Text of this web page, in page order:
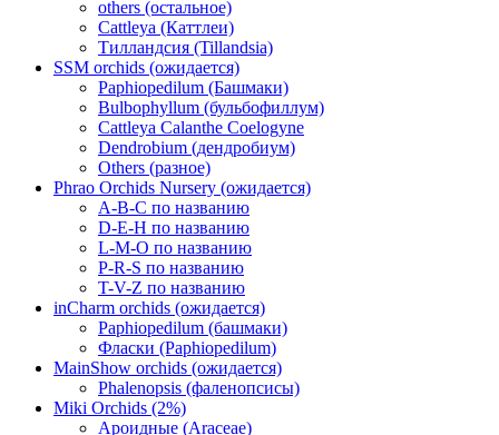
others (остальное)
Cattleya (Каттлеи)
Тилландсия (Tillandsia)
SSM orchids (ожидается)
Paphiopedilum (Башмаки)
Bulbophyllum (бульбофиллум)
Cattleya Calanthe Coelogyne
Dendrobium (дендробиум)
Others (разное)
Phrao Orchids Nursery (ожидается)
A-B-C по названию
D-E-H по названию
L-M-O по названию
P-R-S по названию
T-V-Z по названию
inCharm orchids (ожидается)
Paphiopedilum (башмаки)
Фласки (Paphiopedilum)
MainShow orchids (ожидается)
Phalenopsis (фаленопсисы)
Miki Orchids (2%)
Ароидные (Araceae)